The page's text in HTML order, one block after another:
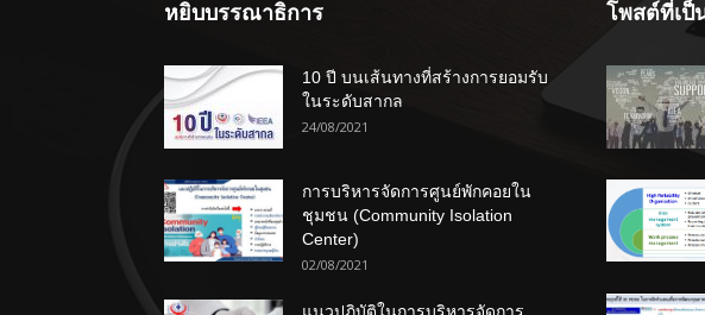
หยิบบรรณาธิการ
10 ปี บนเส้นทางที่สร้างการยอมรับ
ในระดับสากล
24/08/2021
การบริหารจัดการศูนย์พักคอยใน
ชุมชน (Community Isolation
Center)
02/08/2021
โพสต์ที่เป็